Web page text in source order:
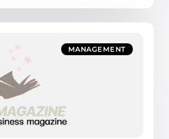
MANAGEMENT